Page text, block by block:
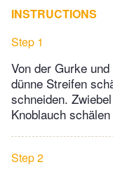
INSTRUCTIONS
Step 1
Von der Gurke
dünne Streifen
schneiden.
Knoblauch
Step 2